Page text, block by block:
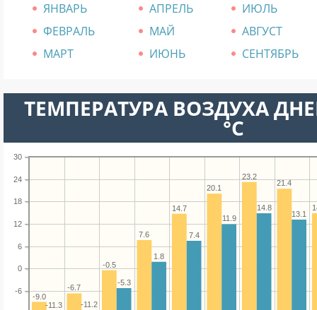
ЯНВАРЬ АПРЕЛЬ
ИЮЛЬ
ФЕВРАЛЬ
МАЙ
АВГУСТ
МАРТ
ИЮНЬ СЕНТЯБРЬ
ТЕМПЕРАТУРА ВОЗДУХА
°C
-6
0
6
12
18
24
30
21.4
23.2
20.1
14.7
7.6
-0.5
-6.7
-9.0
13.1
14.8
11.9
7.4
1.8
-5.3
-11.2
-11.3